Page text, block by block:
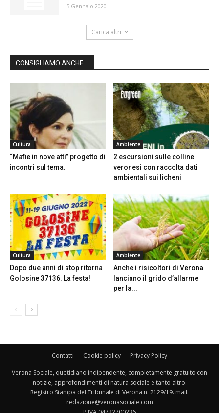
5 Gennaio 2020
Carica altri
CONSIGLIAMO ANCHE...
Cultura
“Mafie in nove atti” progetto di
incontri sul tema.
Ambiente
2 escursioni sulle colline
veronesi con raccolta dati
ambientali sui licheni
Cultura
Dopo due anni di stop ritorna
Golosine 37136. La festa!
Ambiente
Anche i risicoltori di Verona
lanciano il grido d’allarme
per la...
Contatti Cookie policy Privacy Policy
Verona Sociale, quotidiano indipendente, completamente gratuito con
notizie, approfondimenti di natura sociale e tanto altro.
Registro Stampa del Tribunale di Verona n. 2129/19. mail.
redazione@veronasociale.com